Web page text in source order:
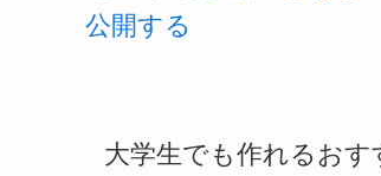
公開する
大学生でも作れるお